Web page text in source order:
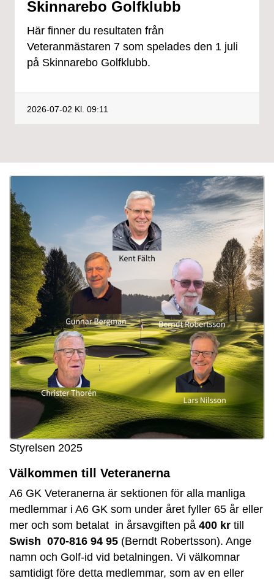
Skinnarebo Golfklubb
Här finner du resultaten från
Veteranmästaren 7 som spelades den 1 juli
på Skinnarebo Golfklubb.
2026-07-02 Kl. 09:11
Styrelsen 2025
Välkommen till Veteranerna
A6 GK Veteranerna är sektionen för alla manliga
medlemmar i A6 GK som under året fyller 65 år eller
mer och som betalat in årsavgiften på 400 kr till
Swish 070-816 94 95 (Berndt Robertsson). Ange
namn och Golf-id vid betalningen. Vi välkomnar
samtidigt före detta medlemmar, som av en eller